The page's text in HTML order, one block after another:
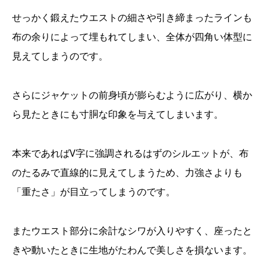
せっかく鍛えたウエストの細さや引き締まったラインも
布の余りによって埋もれてしまい、全体が四角い体型に
見えてしまうのです。
さらにジャケットの前身頃が膨らむように広がり、横か
ら見たときにも寸胴な印象を与えてしまいます。
本来であればV字に強調されるはずのシルエットが、布
のたるみで直線的に見えてしまうため、力強さよりも
「重たさ」が目立ってしまうのです。
またウエスト部分に余計なシワが入りやすく、座ったと
きや動いたときに生地がたわんで美しさを損ないます。